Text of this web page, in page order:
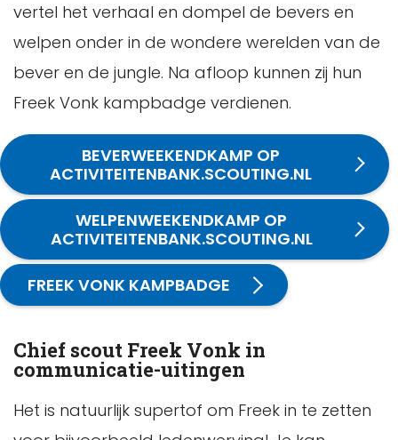
vertel het verhaal en dompel de bevers en
welpen onder in de wondere werelden van de
bever en de jungle. Na afloop kunnen zij hun
Freek Vonk kampbadge verdienen.
BEVERWEEKENDKAMP OP
ACTIVITEITENBANK.SCOUTING.NL
WELPENWEEKENDKAMP OP
ACTIVITEITENBANK.SCOUTING.NL
FREEK VONK KAMPBADGE
Chief scout Freek Vonk in
communicatie-uitingen
Het is natuurlijk supertof om Freek in te zetten